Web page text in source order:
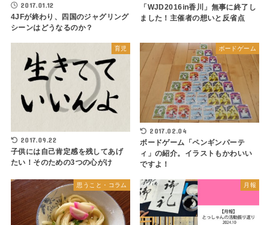
2017.01.12
4JFが終わり、四国のジャグリング
シーンはどうなるのか？
「WJD2016in香川」無事に終了し
ました！主催者の想いと反省点
育児
2017.09.22
子供には自己肯定感を残してあげ
たい！そのための3つの心がけ
ボードゲーム
2017.02.04
ボードゲーム「ペンギンパーテ
ィ」の紹介。イラストもかわいい
ですよ！
思うこと・コラム 月報